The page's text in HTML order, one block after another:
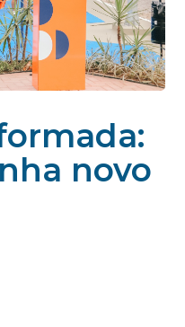
novo